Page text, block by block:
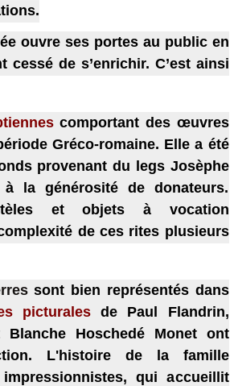
ouvre ses portes au public en
cessé de s’enrichir. C’est ainsi
comportant des œuvres
Gréco-romaine. Elle a été
provenant du legs Josèphe
la générosité de donateurs.
et objets à vocation
de ces rites plusieurs
sont bien représentés dans
picturales de Paul Flandrin,
Hoschedé Monet ont
L'histoire de la famille
qui accueillit